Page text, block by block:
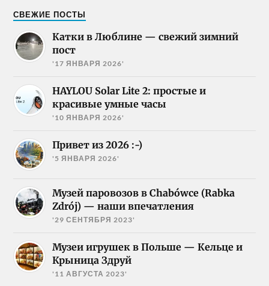
СВЕЖИЕ ПОСТЫ
Катки в Люблине — свежий зимний
пост
'17 ЯНВАРЯ 2026'
HAYLOU Solar Lite 2: простые и
красивые умные часы
'10 ЯНВАРЯ 2026'
Привет из 2026 :-)
'5 ЯНВАРЯ 2026'
Музей паровозов в Chabówce (Rabka
Zdrój) — наши впечатления
'29 СЕНТЯБРЯ 2023'
Музеи игрушек в Польше — Кельце и
Крыница Здруй
'11 АВГУСТА 2023'